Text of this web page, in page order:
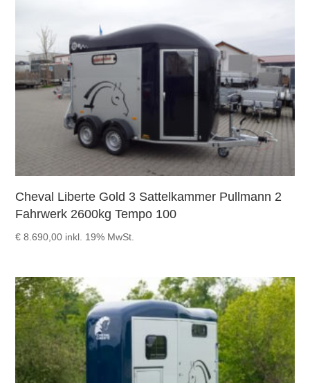
Cheval Liberte Gold 3 Sattelkammer Pullmann 2
Fahrwerk 2600kg Tempo 100
€ 8.690,00 inkl. 19% MwSt.